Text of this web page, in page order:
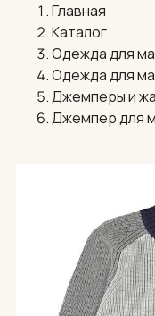
Главная
Каталог
Одежда для
Одежда для
Джемперы и
Джемпер для